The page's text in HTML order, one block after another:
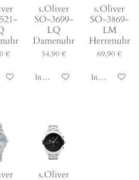
€
Warenkorb
s.Oliver
SO-3699-
LQ
Damenuhr
54,90 €
In den Warenkorb
s.Oliver
SO-3869-
LM
Herrenuhr
69,90 €
In den
s.Oliver